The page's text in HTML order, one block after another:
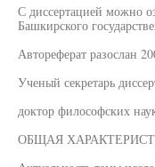
С диссертацией можно
Башкирского
Автореферат разослан
Ученый секретарь
доктор философских
ОБЩАЯ